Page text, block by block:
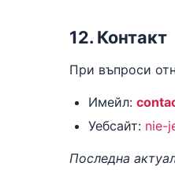
12. Контакт
При въпроси
Имейл:
Уебсайт: nie-
Последна